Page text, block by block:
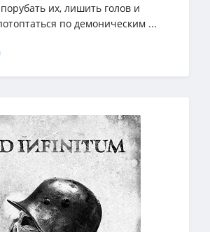
их, лишить голов и
по демоническим ...